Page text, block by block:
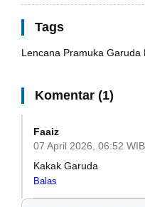
Tags
Lencana Pramuka Garuda
Komentar (1)
Faaiz
07 April 2026, 06:52 WIB
Kakak Garuda
Balas